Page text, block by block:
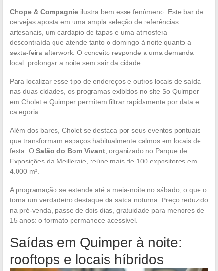
Chope & Compagnieilustra bem esse fenômeno. Este bar de
cervejas aposta em uma ampla seleção de referências
artesanais, um cardápio de tapas e uma atmosfera
descontraída que atende tanto o domingo à noite quanto a
sexta-feira afterwork. O conceito responde a uma demanda
local: prolongar a noite sem sair da cidade.
Para localizar esse tipo de endereços e outros locais de saída
nas duas cidades, os programas exibidos no site So Quimper
em Cholet e Quimper permitem filtrar rapidamente por data e
categoria.
Além dos bares, Cholet se destaca por seus eventos pontuais
que transformam espaços habitualmente calmos em locais de
festa. O Salão do Bom Vivant, organizado no Parque de
Exposições da Meilleraie, reúne mais de 100 expositores em
4.000 m².
A programação se estende até a meia-noite no sábado, o que o
torna um verdadeiro destaque da saída noturna. Preço reduzido
na pré-venda, passe de dois dias, gratuidade para menores de
15 anos: o formato permanece acessível.
Saídas em Quimper à noite:
rooftops e locais híbridos